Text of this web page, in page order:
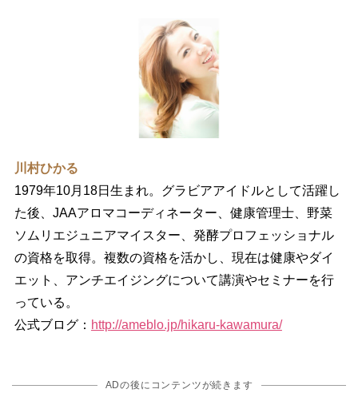
川村ひかる
1979年10月18日生まれ。グラビアアイドルとして活躍し
た後、JAAアロマコーディネーター、健康管理士、野菜
ソムリエジュニアマイスター、発酵プロフェッショナル
の資格を取得。複数の資格を活かし、現在は健康やダイ
エット、アンチエイジングについて講演やセミナーを行
っている。
公式ブログ： http://ameblo.jp/hikaru-kawamura/
ADの後にコンテンツが続きます